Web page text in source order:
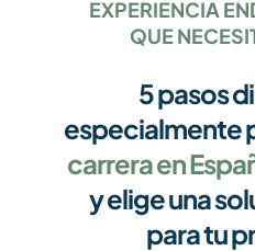
EXPERIENCIA
QUE
5 pasos
especialmente
carrera en
y elige una
para tu